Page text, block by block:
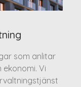
som anlitar
Vi